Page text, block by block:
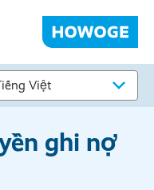
ghi nợ